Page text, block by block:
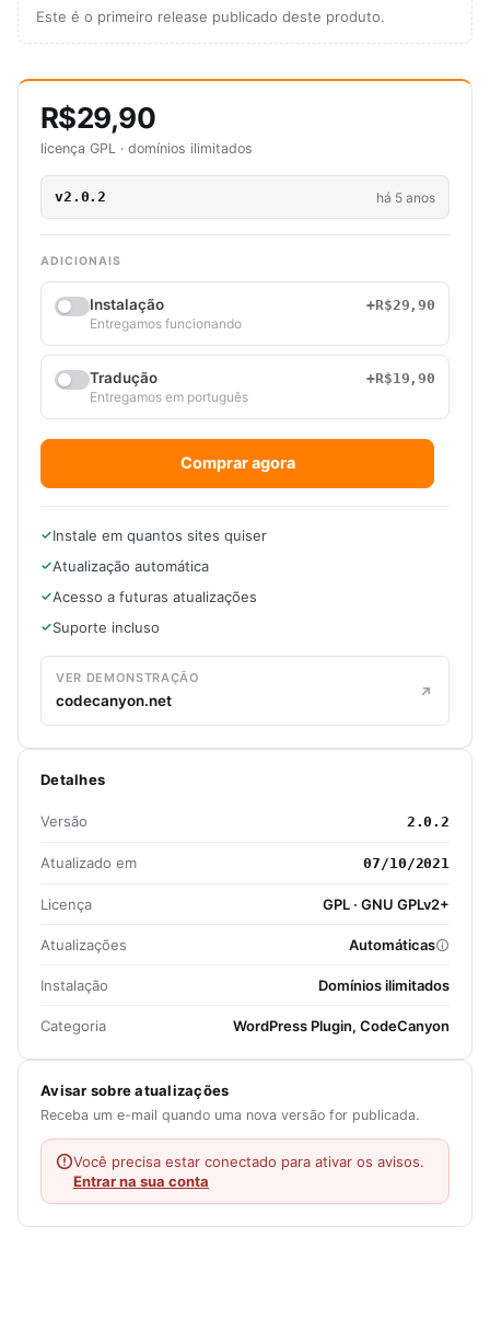
Este é o primeiro release publicado deste produto.
R$29,90
licença GPL · domínios ilimitados
v2.0.2 há 5 anos
ADICIONAIS
Instalação
+R$29,90
Entregamos funcionando
Tradução
+R$19,90
Entregamos em português
Comprar agora
Instale em quantos sites quiser
Atualização automática
Acesso a futuras atualizações
Suporte incluso
VER DEMONSTRAÇÃO
codecanyon.net
Detalhes
Versão 2.0.2
Atualizado em 07/10/2021
Licença GPL · GNU GPLv2+
Atualizações Automáticas
Instalação Domínios ilimitados
Categoria WordPress Plugin, CodeCanyon
Avisar sobre atualizações
Receba um e-mail quando uma nova versão for publicada.
Você precisa estar conectado para ativar os avisos.
Entrar na sua conta